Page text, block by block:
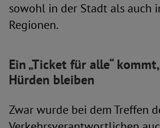
sowohl in der Stadt als auch
Regionen.
Ein „Ticket für alle“
Hürden bleiben
Zwar wurde bei dem Treffen